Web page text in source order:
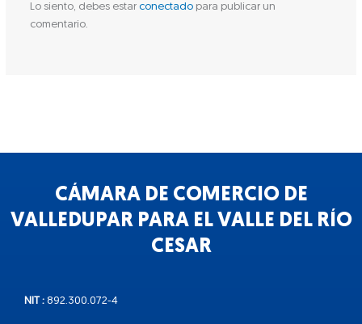
Lo siento, debes estar conectadopara publicar un
comentario.
CÁMARA DE COMERCIO DE
VALLEDUPAR PARA EL VALLE DEL RÍO
CESAR
NIT : 892.300.072-4